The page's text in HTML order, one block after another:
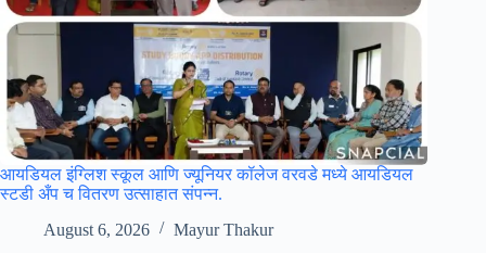
आयडियल इंग्लिश स्कूल आणि ज्यूनियर कॉलेज वरवडे मध्ये आयडियल
स्टडी अँप च वितरण उत्साहात संपन्न.
August 6, 2026
Mayur Thakur